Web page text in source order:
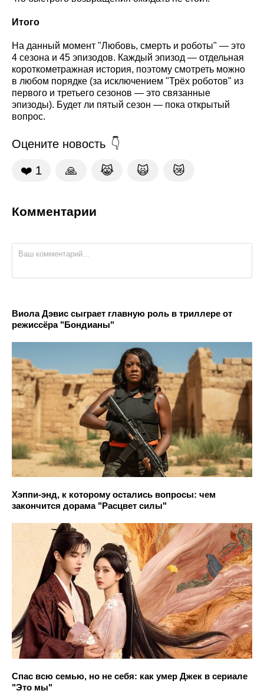
Итого
На данный момент "Любовь, смерть и роботы" — это
4 сезона и 45 эпизодов. Каждый эпизод — отдельная
короткометражная история, поэтому смотреть можно
в любом порядке (за исключением "Трёх роботов" из
первого и третьего сезонов — это связанные
эпизоды). Будет ли пятый сезон — пока открытый
вопрос.
Оцените новость
❤️ 1 🙏 😹 🙀 😿
Комментарии
Виола Дэвис сыграет главную роль в триллере от
режиссёра "Бондианы"
Хэппи-энд, к которому остались вопросы: чем
закончится дорама "Расцвет силы"
Спас всю семью, но не себя: как умер Джек в сериале
"Это мы"